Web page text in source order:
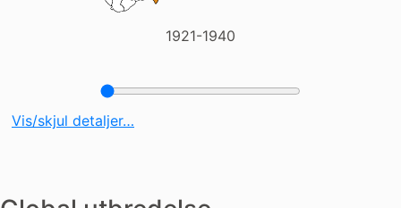
1921-1940
Vis/skjul detaljer…